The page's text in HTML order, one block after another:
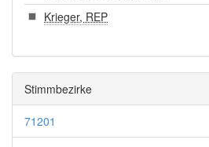
Krieger, REP
Stimmbezirke
71201